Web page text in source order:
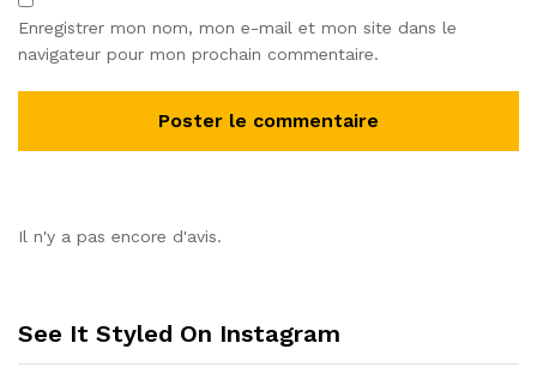
Enregistrer mon nom, mon e-mail et mon site dans le
navigateur pour mon prochain commentaire.
Il n'y a pas encore d'avis.
See It Styled On Instagram